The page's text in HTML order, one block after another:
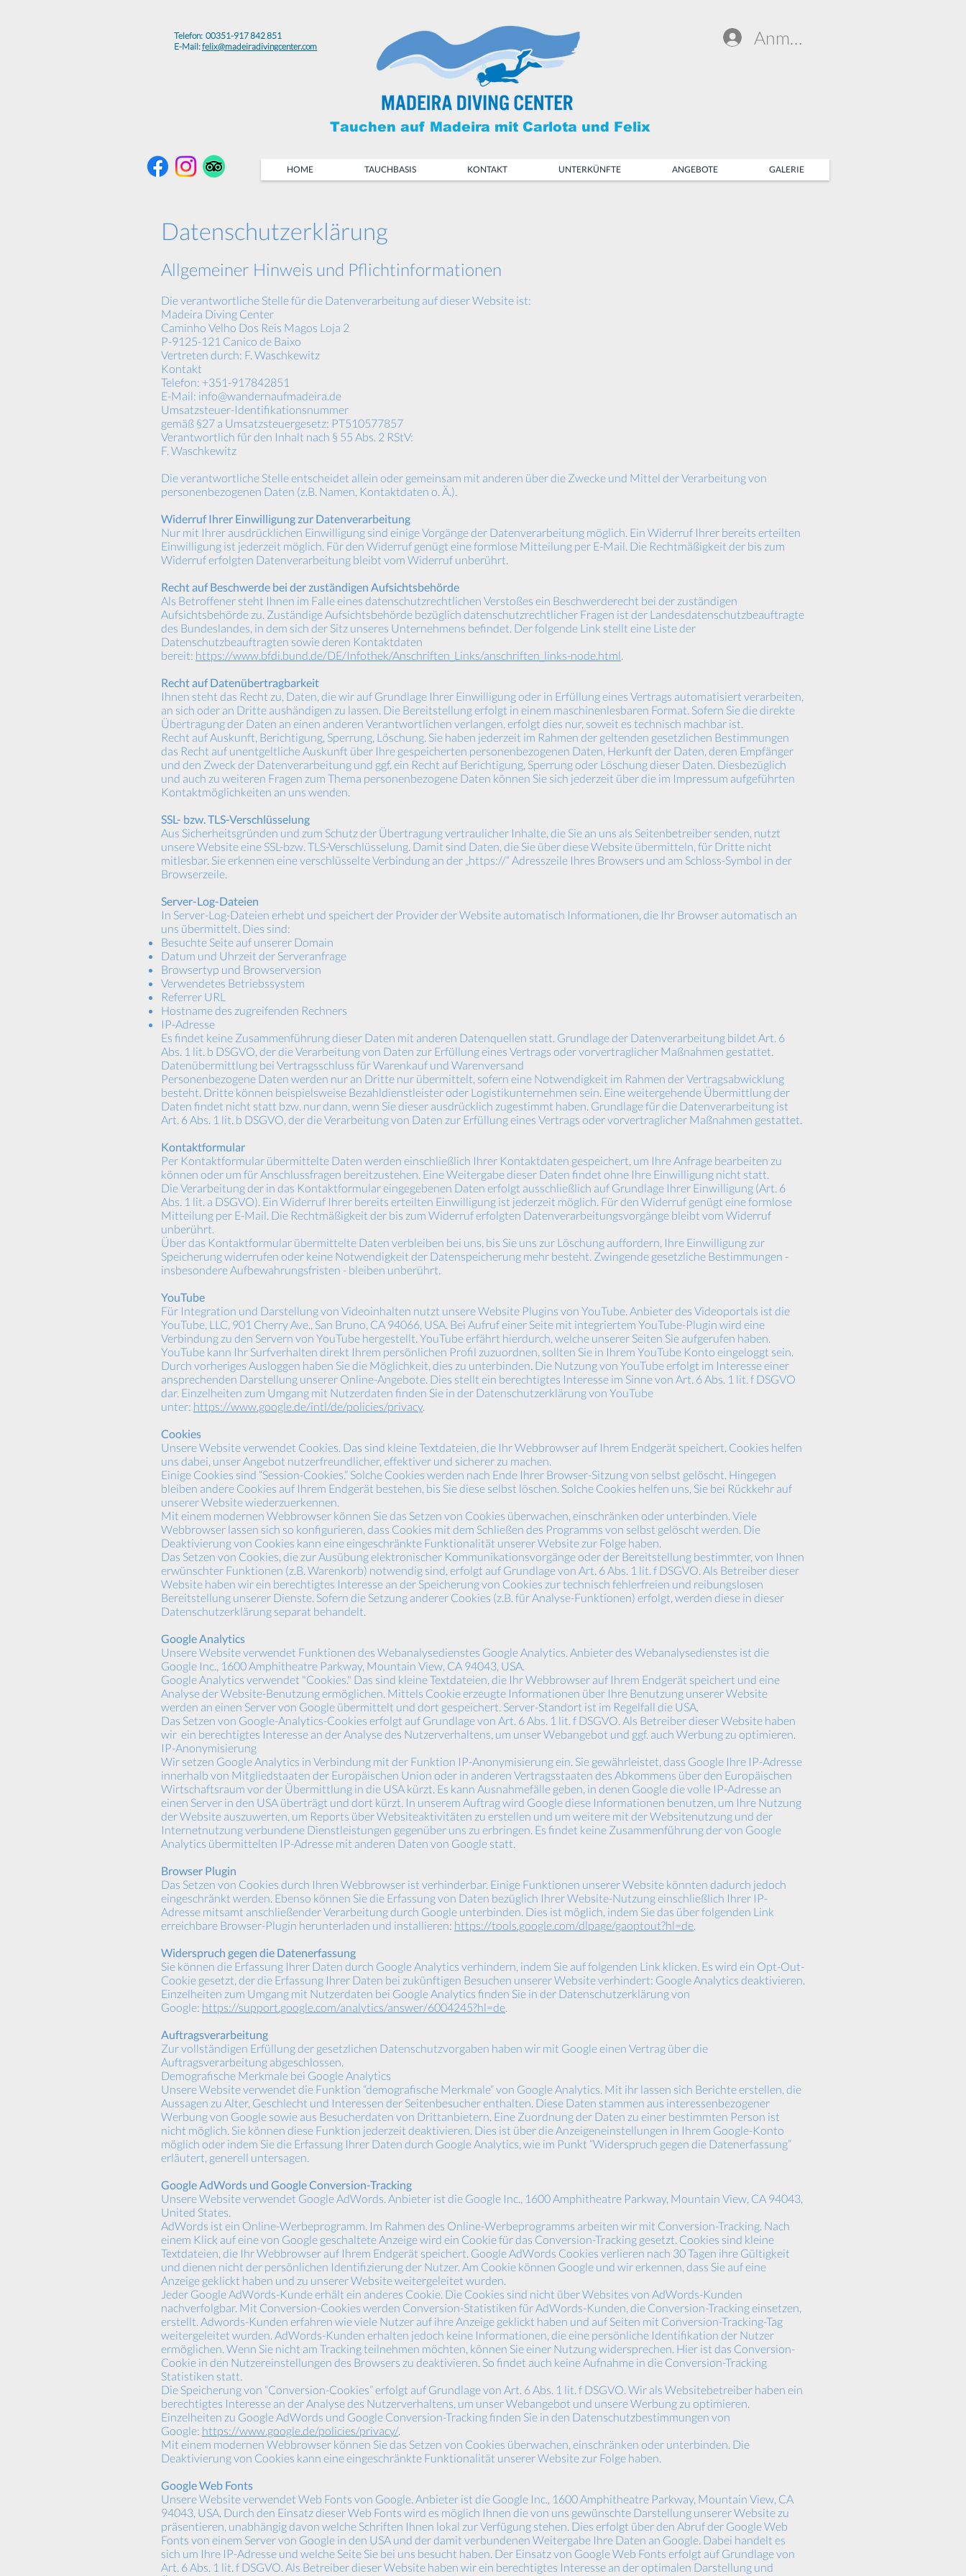
Telefon: 00351-917 842 851
E-Mail:felix@madeiradivingcenter.com
Tauchen auf Madeira mit Carlota und Felix
HOME TAUCHBASIS KONTAKT UNTERKÜNFTE ANGEBOTE GALERIE
Anmelden
Datenschutzerklärung
Allgemeiner Hinweis und Pflichtinformationen
Die verantwortliche Stelle für die Datenverarbeitung auf dieser Website ist:
Madeira Diving Center
Caminho Velho Dos Reis Magos Loja 2
P-9125-121 Canico de Baixo
Vertreten durch: F. Waschkewitz
Kontakt
Telefon: +351-917842851
E-Mail: info@wandernaufmadeira.de
Umsatzsteuer-Identifikationsnummer
gemäß §27 a Umsatzsteuergesetz: PT510577857
Verantwortlich für den Inhalt nach § 55 Abs. 2 RStV:
F. Waschkewitz
Die verantwortliche Stelle entscheidet allein oder gemeinsam mit anderen über die Zwecke und Mittel der Verarbeitung von
personenbezogenen Daten (z.B. Namen, Kontaktdaten o. Ä.).
Widerruf Ihrer Einwilligung zur Datenverarbeitung
Nur mit Ihrer ausdrücklichen Einwilligung sind einige Vorgänge der Datenverarbeitung möglich. Ein Widerruf Ihrer bereits erteilten
Einwilligung ist jederzeit möglich. Für den Widerruf genügt eine formlose Mitteilung per E-Mail. Die Rechtmäßigkeit der bis zum
Widerruf erfolgten Datenverarbeitung bleibt vom Widerruf unberührt.
Recht auf Beschwerde bei der zuständigen Aufsichtsbehörde
Als Betroffener steht Ihnen im Falle eines datenschutzrechtlichen Verstoßes ein Beschwerderecht bei der zuständigen
Aufsichtsbehörde zu. Zuständige Aufsichtsbehörde bezüglich datenschutzrechtlicher Fragen ist der Landesdatenschutzbeauftragte
des Bundeslandes, in dem sich der Sitz unseres Unternehmens befindet. Der folgende Link stellt eine Liste der
Datenschutzbeauftragten sowie deren Kontaktdaten
bereit: https://www.bfdi.bund.de/DE/Infothek/Anschriften_Links/anschriften_links-node.html.
Recht auf Datenübertragbarkeit
Ihnen steht das Recht zu, Daten, die wir auf Grundlage Ihrer Einwilligung oder in Erfüllung eines Vertrags automatisiert verarbeiten,
an sich oder an Dritte aushändigen zu lassen. Die Bereitstellung erfolgt in einem maschinenlesbaren Format. Sofern Sie die direkte
Übertragung der Daten an einen anderen Verantwortlichen verlangen, erfolgt dies nur, soweit es technisch machbar ist.
Recht auf Auskunft, Berichtigung, Sperrung, Löschung. Sie haben jederzeit im Rahmen der geltenden gesetzlichen Bestimmungen
das Recht auf unentgeltliche Auskunft über Ihre gespeicherten personenbezogenen Daten, Herkunft der Daten, deren Empfänger
und den Zweck der Datenverarbeitung und ggf. ein Recht auf Berichtigung, Sperrung oder Löschung dieser Daten. Diesbezüglich
und auch zu weiteren Fragen zum Thema personenbezogene Daten können Sie sich jederzeit über die im Impressum aufgeführten
Kontaktmöglichkeiten an uns wenden.
SSL- bzw. TLS-Verschlüsselung
Aus Sicherheitsgründen und zum Schutz der Übertragung vertraulicher Inhalte, die Sie an uns als Seitenbetreiber senden, nutzt
unsere Website eine SSL-bzw. TLS-Verschlüsselung. Damit sind Daten, die Sie über diese Website übermitteln, für Dritte nicht
mitlesbar. Sie erkennen eine verschlüsselte Verbindung an der „https://“ Adresszeile Ihres Browsers und am Schloss-Symbol in der
Browserzeile.
Server-Log-Dateien
In Server-Log-Dateien erhebt und speichert der Provider der Website automatisch Informationen, die Ihr Browser automatisch an
uns übermittelt. Dies sind:
Besuchte Seite auf unserer Domain
Datum und Uhrzeit der Serveranfrage
Browsertyp und Browserversion
Verwendetes Betriebssystem
Referrer URL
Hostname des zugreifenden Rechners
IP-Adresse
Es findet keine Zusammenführung dieser Daten mit anderen Datenquellen statt. Grundlage der Datenverarbeitung bildet Art. 6
Abs. 1 lit. b DSGVO, der die Verarbeitung von Daten zur Erfüllung eines Vertrags oder vorvertraglicher Maßnahmen gestattet.
Datenübermittlung bei Vertragsschluss für Warenkauf und Warenversand
Personenbezogene Daten werden nur an Dritte nur übermittelt, sofern eine Notwendigkeit im Rahmen der Vertragsabwicklung
besteht. Dritte können beispielsweise Bezahldienstleister oder Logistikunternehmen sein. Eine weitergehende Übermittlung der
Daten findet nicht statt bzw. nur dann, wenn Sie dieser ausdrücklich zugestimmt haben. Grundlage für die Datenverarbeitung ist
Art. 6 Abs. 1 lit. b DSGVO, der die Verarbeitung von Daten zur Erfüllung eines Vertrags oder vorvertraglicher Maßnahmen gestattet.
Kontaktformular
Per Kontaktformular übermittelte Daten werden einschließlich Ihrer Kontaktdaten gespeichert, um Ihre Anfrage bearbeiten zu
können oder um für Anschlussfragen bereitzustehen. Eine Weitergabe dieser Daten findet ohne Ihre Einwilligung nicht statt.
Die Verarbeitung der in das Kontaktformular eingegebenen Daten erfolgt ausschließlich auf Grundlage Ihrer Einwilligung (Art. 6
Abs. 1 lit. a DSGVO). Ein Widerruf Ihrer bereits erteilten Einwilligung ist jederzeit möglich. Für den Widerruf genügt eine formlose
Mitteilung per E-Mail. Die Rechtmäßigkeit der bis zum Widerruf erfolgten Datenverarbeitungsvorgänge bleibt vom Widerruf
unberührt.
Über das Kontaktformular übermittelte Daten verbleiben bei uns, bis Sie uns zur Löschung auffordern, Ihre Einwilligung zur
Speicherung widerrufen oder keine Notwendigkeit der Datenspeicherung mehr besteht. Zwingende gesetzliche Bestimmungen -
insbesondere Aufbewahrungsfristen - bleiben unberührt.
YouTube
Für Integration und Darstellung von Videoinhalten nutzt unsere Website Plugins von YouTube. Anbieter des Videoportals ist die
YouTube, LLC, 901 Cherry Ave., San Bruno, CA 94066, USA. Bei Aufruf einer Seite mit integriertem YouTube-Plugin wird eine
Verbindung zu den Servern von YouTube hergestellt. YouTube erfährt hierdurch, welche unserer Seiten Sie aufgerufen haben.
YouTube kann Ihr Surfverhalten direkt Ihrem persönlichen Profil zuzuordnen, sollten Sie in Ihrem YouTube Konto eingeloggt sein.
Durch vorheriges Ausloggen haben Sie die Möglichkeit, dies zu unterbinden. Die Nutzung von YouTube erfolgt im Interesse einer
ansprechenden Darstellung unserer Online-Angebote. Dies stellt ein berechtigtes Interesse im Sinne von Art. 6 Abs. 1 lit. f DSGVO
dar. Einzelheiten zum Umgang mit Nutzerdaten finden Sie in der Datenschutzerklärung von YouTube
unter: https://www.google.de/intl/de/policies/privacy.
Cookies
Unsere Website verwendet Cookies. Das sind kleine Textdateien, die Ihr Webbrowser auf Ihrem Endgerät speichert. Cookies helfen
uns dabei, unser Angebot nutzerfreundlicher, effektiver und sicherer zu machen.
Einige Cookies sind “Session-Cookies.” Solche Cookies werden nach Ende Ihrer Browser-Sitzung von selbst gelöscht. Hingegen
bleiben andere Cookies auf Ihrem Endgerät bestehen, bis Sie diese selbst löschen. Solche Cookies helfen uns, Sie bei Rückkehr auf
unserer Website wiederzuerkennen.
Mit einem modernen Webbrowser können Sie das Setzen von Cookies überwachen, einschränken oder unterbinden. Viele
Webbrowser lassen sich so konfigurieren, dass Cookies mit dem Schließen des Programms von selbst gelöscht werden. Die
Deaktivierung von Cookies kann eine eingeschränkte Funktionalität unserer Website zur Folge haben.
Das Setzen von Cookies, die zur Ausübung elektronischer Kommunikationsvorgänge oder der Bereitstellung bestimmter, von Ihnen
erwünschter Funktionen (z.B. Warenkorb) notwendig sind, erfolgt auf Grundlage von Art. 6 Abs. 1 lit. f DSGVO. Als Betreiber dieser
Website haben wir ein berechtigtes Interesse an der Speicherung von Cookies zur technisch fehlerfreien und reibungslosen
Bereitstellung unserer Dienste. Sofern die Setzung anderer Cookies (z.B. für Analyse-Funktionen) erfolgt, werden diese in dieser
Datenschutzerklärung separat behandelt.
Google Analytics
Unsere Website verwendet Funktionen des Webanalysedienstes Google Analytics. Anbieter des Webanalysedienstes ist die
Google Inc., 1600 Amphitheatre Parkway, Mountain View, CA 94043, USA.
Google Analytics verwendet "Cookies." Das sind kleine Textdateien, die Ihr Webbrowser auf Ihrem Endgerät speichert und eine
Analyse der Website-Benutzung ermöglichen. Mittels Cookie erzeugte Informationen über Ihre Benutzung unserer Website
werden an einen Server von Google übermittelt und dort gespeichert. Server-Standort ist im Regelfall die USA.
Das Setzen von Google-Analytics-Cookies erfolgt auf Grundlage von Art. 6 Abs. 1 lit. f DSGVO. Als Betreiber dieser Website haben
wir ein berechtigtes Interesse an der Analyse des Nutzerverhaltens, um unser Webangebot und ggf. auch Werbung zu optimieren.
IP-Anonymisierung
Wir setzen Google Analytics in Verbindung mit der Funktion IP-Anonymisierung ein. Sie gewährleistet, dass Google Ihre IP-Adresse
innerhalb von Mitgliedstaaten der Europäischen Union oder in anderen Vertragsstaaten des Abkommens über den Europäischen
Wirtschaftsraum vor der Übermittlung in die USA kürzt. Es kann Ausnahmefälle geben, in denen Google die volle IP-Adresse an
einen Server in den USA überträgt und dort kürzt. In unserem Auftrag wird Google diese Informationen benutzen, um Ihre Nutzung
der Website auszuwerten, um Reports über Websiteaktivitäten zu erstellen und um weitere mit der Websitenutzung und der
Internetnutzung verbundene Dienstleistungen gegenüber uns zu erbringen. Es findet keine Zusammenführung der von Google
Analytics übermittelten IP-Adresse mit anderen Daten von Google statt.
Browser Plugin
Das Setzen von Cookies durch Ihren Webbrowser ist verhinderbar. Einige Funktionen unserer Website könnten dadurch jedoch
eingeschränkt werden. Ebenso können Sie die Erfassung von Daten bezüglich Ihrer Website-Nutzung einschließlich Ihrer IP-
Adresse mitsamt anschließender Verarbeitung durch Google unterbinden. Dies ist möglich, indem Sie das über folgenden Link
erreichbare Browser-Plugin herunterladen und installieren: https://tools.google.com/dlpage/gaoptout?hl=de.
Widerspruch gegen die Datenerfassung
Sie können die Erfassung Ihrer Daten durch Google Analytics verhindern, indem Sie auf folgenden Link klicken. Es wird ein Opt-Out-
Cookie gesetzt, der die Erfassung Ihrer Daten bei zukünftigen Besuchen unserer Website verhindert: Google Analytics deaktivieren.
Einzelheiten zum Umgang mit Nutzerdaten bei Google Analytics finden Sie in der Datenschutzerklärung von
Google: https://support.google.com/analytics/answer/6004245?hl=de.
Auftragsverarbeitung
Zur vollständigen Erfüllung der gesetzlichen Datenschutzvorgaben haben wir mit Google einen Vertrag über die
Auftragsverarbeitung abgeschlossen.
Demografische Merkmale bei Google Analytics
Unsere Website verwendet die Funktion “demografische Merkmale” von Google Analytics. Mit ihr lassen sich Berichte erstellen, die
Aussagen zu Alter, Geschlecht und Interessen der Seitenbesucher enthalten. Diese Daten stammen aus interessenbezogener
Werbung von Google sowie aus Besucherdaten von Drittanbietern. Eine Zuordnung der Daten zu einer bestimmten Person ist
nicht möglich. Sie können diese Funktion jederzeit deaktivieren. Dies ist über die Anzeigeneinstellungen in Ihrem Google-Konto
möglich oder indem Sie die Erfassung Ihrer Daten durch Google Analytics, wie im Punkt “Widerspruch gegen die Datenerfassung”
erläutert, generell untersagen.
Google AdWords und Google Conversion-Tracking
Unsere Website verwendet Google AdWords. Anbieter ist die Google Inc., 1600 Amphitheatre Parkway, Mountain View, CA 94043,
United States.
AdWords ist ein Online-Werbeprogramm. Im Rahmen des Online-Werbeprogramms arbeiten wir mit Conversion-Tracking. Nach
einem Klick auf eine von Google geschaltete Anzeige wird ein Cookie für das Conversion-Tracking gesetzt. Cookies sind kleine
Textdateien, die Ihr Webbrowser auf Ihrem Endgerät speichert. Google AdWords Cookies verlieren nach 30 Tagen ihre Gültigkeit
und dienen nicht der persönlichen Identifizierung der Nutzer. Am Cookie können Google und wir erkennen, dass Sie auf eine
Anzeige geklickt haben und zu unserer Website weitergeleitet wurden.
Jeder Google AdWords-Kunde erhält ein anderes Cookie. Die Cookies sind nicht über Websites von AdWords-Kunden
nachverfolgbar. Mit Conversion-Cookies werden Conversion-Statistiken für AdWords-Kunden, die Conversion-Tracking einsetzen,
erstellt. Adwords-Kunden erfahren wie viele Nutzer auf ihre Anzeige geklickt haben und auf Seiten mit Conversion-Tracking-Tag
weitergeleitet wurden. AdWords-Kunden erhalten jedoch keine Informationen, die eine persönliche Identifikation der Nutzer
ermöglichen. Wenn Sie nicht am Tracking teilnehmen möchten, können Sie einer Nutzung widersprechen. Hier ist das Conversion-
Cookie in den Nutzereinstellungen des Browsers zu deaktivieren. So findet auch keine Aufnahme in die Conversion-Tracking
Statistiken statt.
Die Speicherung von “Conversion-Cookies” erfolgt auf Grundlage von Art. 6 Abs. 1 lit. f DSGVO. Wir als Websitebetreiber haben ein
berechtigtes Interesse an der Analyse des Nutzerverhaltens, um unser Webangebot und unsere Werbung zu optimieren.
Einzelheiten zu Google AdWords und Google Conversion-Tracking finden Sie in den Datenschutzbestimmungen von
Google: https://www.google.de/policies/privacy/.
Mit einem modernen Webbrowser können Sie das Setzen von Cookies überwachen, einschränken oder unterbinden. Die
Deaktivierung von Cookies kann eine eingeschränkte Funktionalität unserer Website zur Folge haben.
Google Web Fonts
Unsere Website verwendet Web Fonts von Google. Anbieter ist die Google Inc., 1600 Amphitheatre Parkway, Mountain View, CA
94043, USA. Durch den Einsatz dieser Web Fonts wird es möglich Ihnen die von uns gewünschte Darstellung unserer Website zu
präsentieren, unabhängig davon welche Schriften Ihnen lokal zur Verfügung stehen. Dies erfolgt über den Abruf der Google Web
Fonts von einem Server von Google in den USA und der damit verbundenen Weitergabe Ihre Daten an Google. Dabei handelt es
sich um Ihre IP-Adresse und welche Seite Sie bei uns besucht haben. Der Einsatz von Google Web Fonts erfolgt auf Grundlage von
Art. 6 Abs. 1 lit. f DSGVO. Als Betreiber dieser Website haben wir ein berechtigtes Interesse an der optimalen Darstellung und